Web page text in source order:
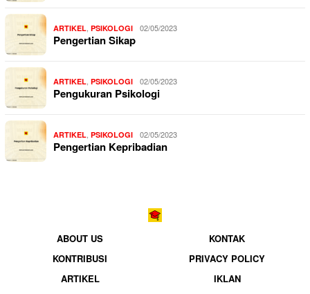
ARTIKEL PSIKOLOGI 02/05/2023
Pengertian Sikap
ARTIKEL PSIKOLOGI 02/05/2023
Pengukuran Psikologi
ARTIKEL PSIKOLOGI 02/05/2023
Pengertian Kepribadian
ABOUT US
KONTAK
KONTRIBUSI
PRIVACY POLICY
ARTIKEL
IKLAN